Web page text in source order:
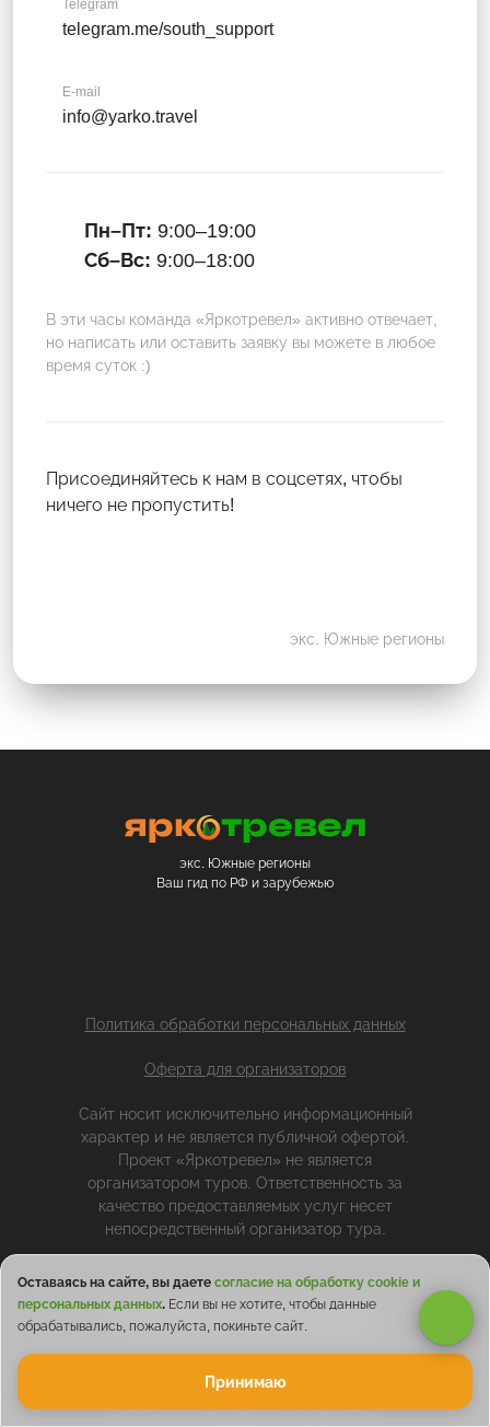
Telegram
telegram.me/south_support
E-mail
info@yarko.travel
Пн–Пт: 9:00–19:00
Сб–Вс: 9:00–18:00
В эти часы команда «Яркотревел» активно отвечает,
но написать или оставить заявку вы можете в любое
время суток :)
Присоединяйтесь к нам в соцсетях, чтобы
ничего не пропустить!
экс. Южные регионы
экс. Южные регионы
Ваш гид по РФ и зарубежью
Политика обработки персональных данных
Оферта для организаторов
Сайт носит исключительно информационный
характер и не является публичной офертой.
Проект «Яркотревел» не является
организатором туров. Ответственность за
качество предоставляемых услуг несет
непосредственный организатор тура.
Регистрация организатора
ИП Чугунов Кирилл Евгеньевич
Оставаясь на сайте, вы даете согласие на обработку cookie и
персональных данных. Если вы не хотите, чтобы данные
обрабатывались, пожалуйста, покиньте сайт.
Принимаю